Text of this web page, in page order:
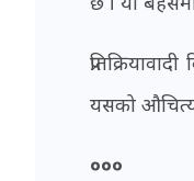
यसको औचित्य